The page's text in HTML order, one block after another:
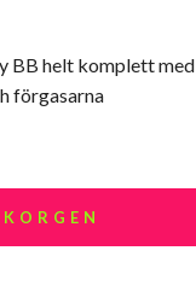
BB helt komplett med
förgasarna